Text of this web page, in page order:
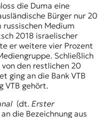
die Duma eine
Bürger nur 20
Medium
2018 israelischer
er weitere vier Prozent
Schließlich
den restlichen 20
ging an die Bank VTB
VTB gehört.
(dt. Erster
die Bezeichnung aus